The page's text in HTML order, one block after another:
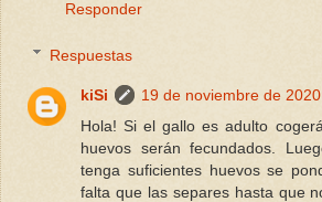
Responder
Respuestas
kiSi
19 de noviembre de
Hola! Si el gallo es adulto
huevos serán fecundados.
tenga suficientes huevos se
falta que las separes hasta que